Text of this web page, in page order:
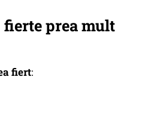
prea mult
fiert: